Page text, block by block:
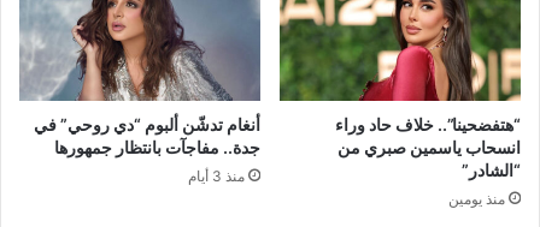
“هتفضحينا”.. خلاف حاد وراء
انسحاب ياسمين صبري من
“الشادر”
منذ يومين
أنغام تدشّن ألبوم “دي روحي” في
جدة.. مفاجآت بانتظار جمهورها
منذ 3 أيام